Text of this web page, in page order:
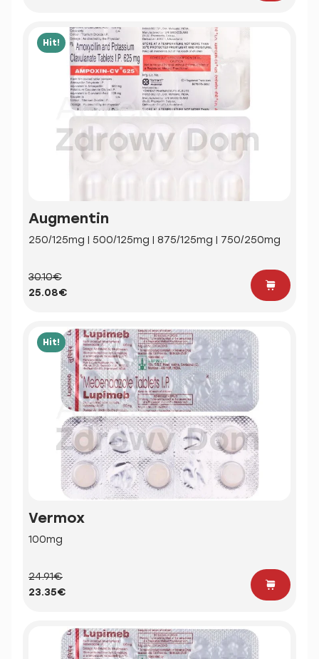
Hit!
Augmentin
250/125mg | 500/125mg | 875/125mg | 750/250mg
30.10€
25.08€
Hit!
Vermox
100mg
24.91€
23.35€